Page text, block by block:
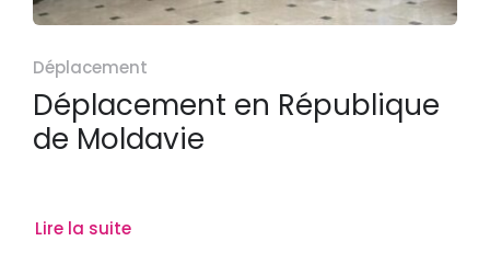
Déplacement
Déplacement en République
de Moldavie
Lire la suite